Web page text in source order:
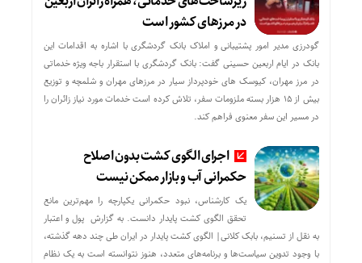
در مرزهای کشور است
گودرزی مدیر امور پشتیبانی و املاک بانک گردشگری با اشاره به اقدامات این
بانک در ایام اربعین حسینی گفت: بانک گردشگری با استقرار باجه ویژه خدماتی
در مرز مهران، کیوسک های خودپرداز سیار در مرزهای مهران و شلمچه و توزیع
بیش از ۱۵ هزار بسته ملزومات سفر، تلاش کرده است خدمات مورد نیاز زائران را
در مسیر این سفر معنوی فراهم کند.
اجرای الگوی کشت بدون اصلاح
حکمرانی آب و بازار ممکن نیست
یک کارشناس، نبود حکمرانی یکپارچه را مهم‌ترین مانع
تحقق الگوی کشت پایدار دانست. به گزارش پول و اعتبار
به نقل از تسنیم، بابک کلانی| الگوی کشت پایدار در ایران طی چند دهه گذشته،
با وجود تدوین سیاست‌ها و برنامه‌های متعدد، هنوز نتوانسته است به یک نظام